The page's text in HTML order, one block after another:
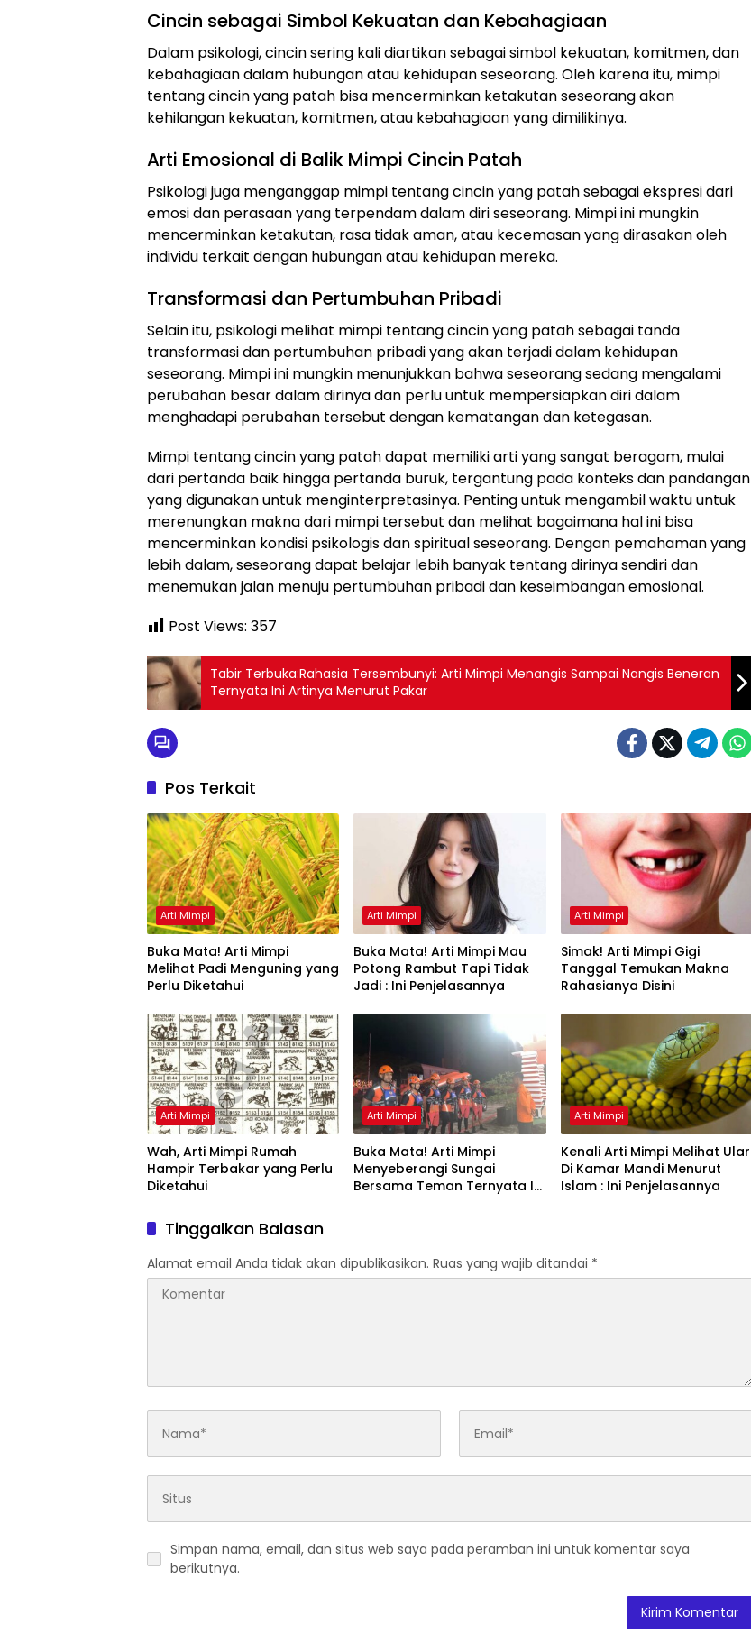
Cincin sebagai Simbol Kekuatan dan Kebahagiaan
Dalam psikologi, cincin sering kali diartikan sebagai simbol kekuatan, komitmen, dan
kebahagiaan dalam hubungan atau kehidupan seseorang. Oleh karena itu, mimpi
tentang cincin yang patah bisa mencerminkan ketakutan seseorang akan
kehilangan kekuatan, komitmen, atau kebahagiaan yang dimilikinya.
Arti Emosional di Balik Mimpi Cincin Patah
Psikologi juga menganggap mimpi tentang cincin yang patah sebagai ekspresi dari
emosi dan perasaan yang terpendam dalam diri seseorang. Mimpi ini mungkin
mencerminkan ketakutan, rasa tidak aman, atau kecemasan yang dirasakan oleh
individu terkait dengan hubungan atau kehidupan mereka.
Transformasi dan Pertumbuhan Pribadi
Selain itu, psikologi melihat mimpi tentang cincin yang patah sebagai tanda
transformasi dan pertumbuhan pribadi yang akan terjadi dalam kehidupan
seseorang. Mimpi ini mungkin menunjukkan bahwa seseorang sedang mengalami
perubahan besar dalam dirinya dan perlu untuk mempersiapkan diri dalam
menghadapi perubahan tersebut dengan kematangan dan ketegasan.
Mimpi tentang cincin yang patah dapat memiliki arti yang sangat beragam, mulai
dari pertanda baik hingga pertanda buruk, tergantung pada konteks dan pandangan
yang digunakan untuk menginterpretasinya. Penting untuk mengambil waktu untuk
merenungkan makna dari mimpi tersebut dan melihat bagaimana hal ini bisa
mencerminkan kondisi psikologis dan spiritual seseorang. Dengan pemahaman yang
lebih dalam, seseorang dapat belajar lebih banyak tentang dirinya sendiri dan
menemukan jalan menuju pertumbuhan pribadi dan keseimbangan emosional.
Post Views: 357
Tabir Terbuka:Rahasia Tersembunyi: Arti Mimpi Menangis Sampai Nangis Beneran
Ternyata Ini Artinya Menurut Pakar
Pos Terkait
Arti Mimpi
Buka Mata! Arti Mimpi
Melihat Padi Menguning yang
Perlu Diketahui
Arti Mimpi
Buka Mata! Arti Mimpi Mau
Potong Rambut Tapi Tidak
Jadi : Ini Penjelasannya
Arti Mimpi
Simak! Arti Mimpi Gigi
Tanggal Temukan Makna
Rahasianya Disini
Arti Mimpi
Wah, Arti Mimpi Rumah
Hampir Terbakar yang Perlu
Diketahui
Arti Mimpi
Buka Mata! Arti Mimpi
Menyeberangi Sungai
Bersama Teman Ternyata Ini
Arti Mimpi
Kenali Arti Mimpi Melihat Ular
Di Kamar Mandi Menurut
Islam : Ini Penjelasannya
Tinggalkan Balasan
Alamat email Anda tidak akan dipublikasikan. Ruas yang wajib ditandai *
Simpan nama, email, dan situs web saya pada peramban ini untuk komentar saya
berikutnya.